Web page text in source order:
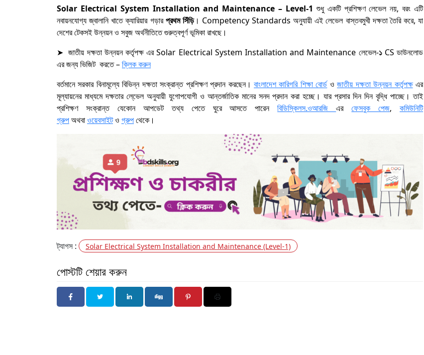
Solar Electrical System Installation and Maintenance – Level-1 শুধু একটি প্রশিক্ষণ লেভেল নয়, বরং এটি
নবায়নযোগ্য জ্বালানি খাতে ক্যারিয়ার গড়ারপ্রথম সিঁড়ি। Competency Standards অনুযায়ী এই লেভেল বাস্তবমুখী দক্ষতা তৈরি করে, যা
দেশের টেকসই উন্নয়ন ও সবুজ অর্থনীতিতে গুরুত্বপূর্ণ ভূমিকা রাখছে।
➤ জাতীয় দক্ষতা উন্নয়ন কর্তৃপক্ষ এর Solar Electrical System Installation and Maintenance লেভেল-১CS ডাউনলোড
এর জন্য ভিজিট করতে –ক্লিক করুন
বর্তমানে সরকার বিনামূল্যে বিভিন্ন দক্ষতা সংক্রান্ত প্রশিক্ষণ প্রদান করছেন। বাংলাদেশ কারিগরি শিক্ষা বোর্ডওজাতীয় দক্ষতা উন্নয়ন কর্তৃপক্ষএর
মূল্যায়নের মাধ্যমে দক্ষতার লে্ভেল অনুযায়ী যুগোপযোগী ও আন্তর্জাতিক মানের সনদ প্রদান করা হচ্ছে। যার প্রসার দিন দিন বৃদ্ধি পাচ্ছে। তাই
প্রশিক্ষণ সংক্রান্ত যেকোন আপডেট তথ্য পেতে ঘুরে আসতে পারেনবিডিস্কিলস.ওআরজিএরফেসবুক পেজ,কমিউনিটি
গ্রুপঅথবাওয়েবসাইটও গ্রুপথেকে।
ট্যাগস : Solar Electrical System Installation and Maintenance (Level-1)
পোস্টটি শেয়ার করুন